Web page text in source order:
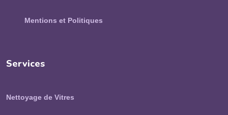
Mentions et Politiques
Services
Nettoyage de Vitres